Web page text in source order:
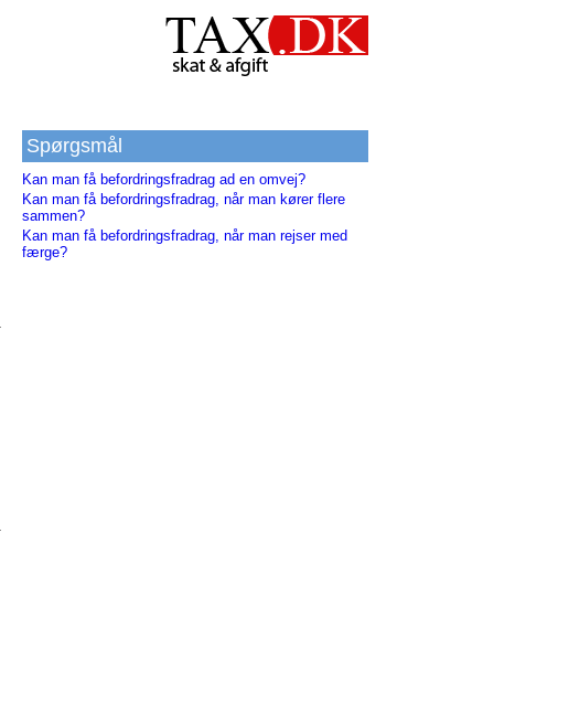
Spørgsmål
Kan man få befordringsfradrag ad en omvej?
Kan man få befordringsfradrag, når man kører flere
sammen?
Kan man få befordringsfradrag, når man rejser med
færge?